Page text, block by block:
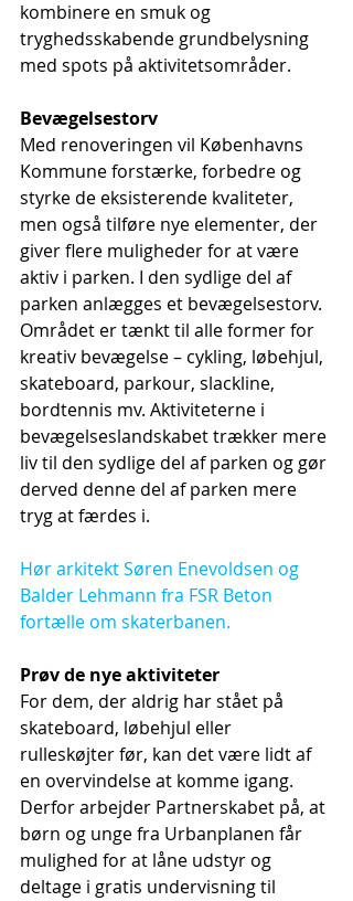
kombinere en smuk og
tryghedsskabende grundbelysning
med spots på aktivitetsområder.
Bevægelsestorv
Med renoveringen vil Københavns
Kommune forstærke, forbedre og
styrke de eksisterende kvaliteter,
men også tilføre nye elementer, der
giver flere muligheder for at være
aktiv i parken. I den sydlige del af
parken anlægges et bevægelsestorv.
Området er tænkt til alle former for
kreativ bevægelse – cykling, løbehjul,
skateboard, parkour, slackline,
bordtennis mv. Aktiviteterne i
bevægelseslandskabet trækker mere
liv til den sydlige del af parken og gør
derved denne del af parken mere
tryg at færdes i.
Hør arkitekt Søren Enevoldsen og
Balder Lehmann fra FSR Beton
fortælle om skaterbanen.
Prøv de nye aktiviteter
For dem, der aldrig har stået på
skateboard, løbehjul eller
rulleskøjter før, kan det være lidt af
en overvindelse at komme igang.
Derfor arbejder Partnerskabet på, at
børn og unge fra Urbanplanen får
mulighed for at låne udstyr og
deltage i gratis undervisning til